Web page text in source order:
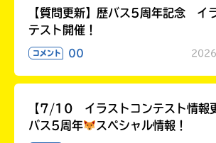
【質問更新】歴バス5周年記念 イ
テスト開催！
コメント 00 2026
【7/10 イラストコンテスト情報
バス5周年
スペシャル情報！